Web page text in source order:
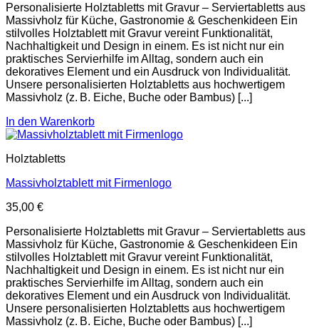
Personalisierte Holztabletts mit Gravur – Serviertabletts aus
Massivholz für Küche, Gastronomie & Geschenkideen Ein
stilvolles Holztablett mit Gravur vereint Funktionalität,
Nachhaltigkeit und Design in einem. Es ist nicht nur ein
praktisches Servierhilfe im Alltag, sondern auch ein
dekoratives Element und ein Ausdruck von Individualität.
Unsere personalisierten Holztabletts aus hochwertigem
Massivholz (z. B. Eiche, Buche oder Bambus) [...]
In den Warenkorb
Holztabletts
Massivholztablett mit Firmenlogo
35,00 €
Personalisierte Holztabletts mit Gravur – Serviertabletts aus
Massivholz für Küche, Gastronomie & Geschenkideen Ein
stilvolles Holztablett mit Gravur vereint Funktionalität,
Nachhaltigkeit und Design in einem. Es ist nicht nur ein
praktisches Servierhilfe im Alltag, sondern auch ein
dekoratives Element und ein Ausdruck von Individualität.
Unsere personalisierten Holztabletts aus hochwertigem
Massivholz (z. B. Eiche, Buche oder Bambus) [...]